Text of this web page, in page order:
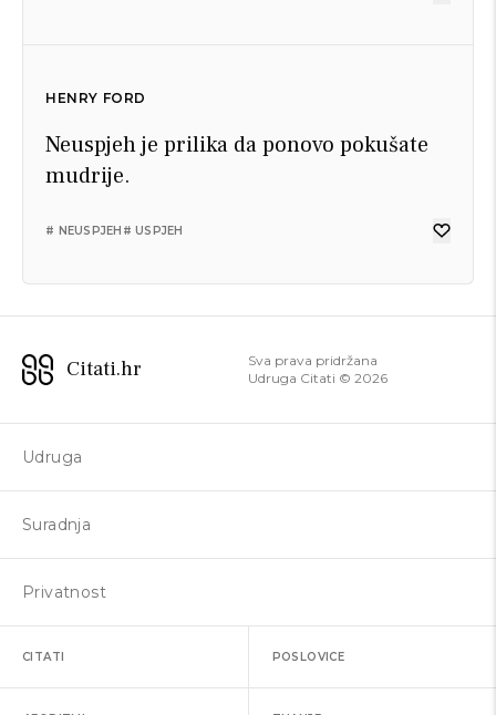
HENRY FORD
Neuspjeh je prilika da ponovo pokušate
mudrije.
# NEUSPJEH # USPJEH
Svaki neuspjeh je prilika za novi i
# NEUSPJEH
Citati.hr
Sva prava pridržana
Udruga Citati © 2026
Udruga
Suradnja
Privatnost
CITATI POSLOVICE